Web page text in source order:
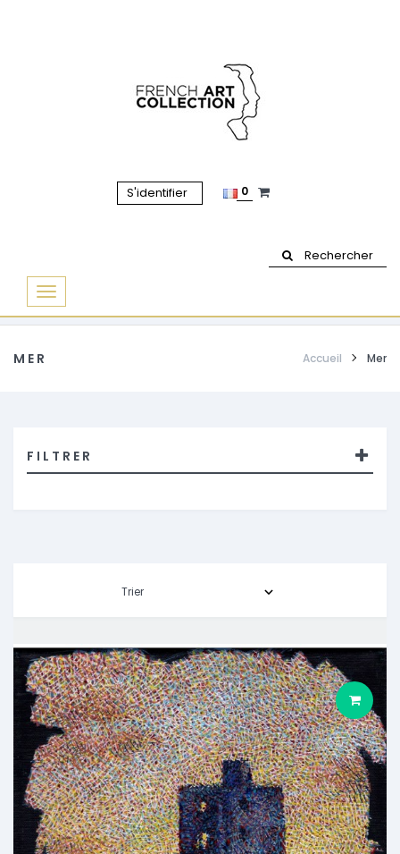
S'identifier 0
Rechercher
Basculer
la
MER Accueil Mer
FILTRER